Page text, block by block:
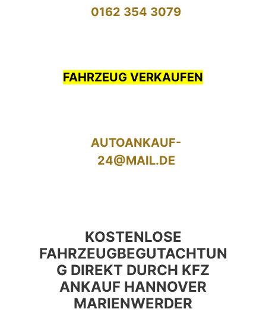
0162 354 3079
FAHRZEUG VERKAUFEN
AUTOANKAUF-
24@MAIL.DE
KOSTENLOSE
FAHRZEUGBEGUTACHTUN
G DIREKT DURCH KFZ
ANKAUF HANNOVER
MARIENWERDER